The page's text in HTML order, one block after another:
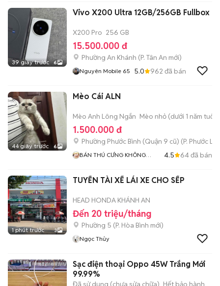
39 giây trước 6
Vivo X200 Ultra 12GB/256GB Fullbox
X200 Pro 256 GB
15.500.000 đ
Phường An Khánh (P. Tân An mới)
Nguyên Mobile 65 5.0 962 đã bán
44 giây trước 6
Mèo Cái ALN
Mèo Anh Lông Ngắn Mèo nhỏ (dưới 1 năm tuổi)
1.500.000 đ
Phường Phước Bình (Quận 9 cũ) (P. Phước
BÁN THÚ CƯNG KHÔNG
4.5 64đã bán
1 phút trước 3
TUYỂN TÀI XẾ LÁI XE CHO SẾP
HEAD HONDA KHÁNH AN
Đến 20 triệu/tháng
Phường 5 (P. Hòa Bình mới)
Ngọc Thủy
Sạc điện thoại Oppo 45W Trắng Mới
99.99%
Đã sử dụng (chưa sửa chữa) Hết bảo hành